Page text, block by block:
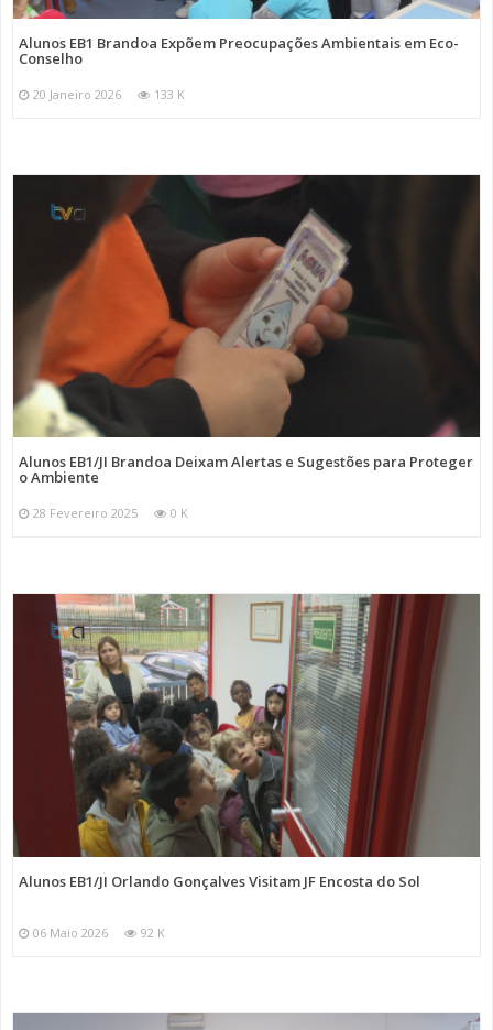
Alunos EB1 Brandoa Expõem Preocupações Ambientais em Eco-
Conselho
20 Janeiro 2026 133 K
Alunos EB1/JI Brandoa Deixam Alertas e Sugestões para Proteger
o Ambiente
28 Fevereiro 2025 0 K
Alunos EB1/JI Orlando Gonçalves Visitam JF Encosta do Sol
06 Maio 2026 92 K